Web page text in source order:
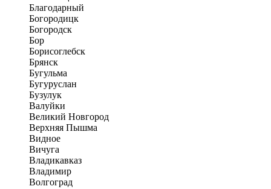
Благодарный
Богородицк
Богородск
Бор
Борисоглебск
Брянск
Бугульма
Бугуруслан
Бузулук
Валуйки
Великий Новгород
Верхняя Пышма
Видное
Вичуга
Владикавказ
Владимир
Волгоград